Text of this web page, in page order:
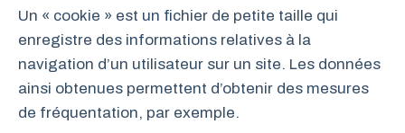
Un « cookie » est un fichier de petite taille qui
enregistre des informations relatives à la
navigation d’un utilisateur sur un site. Les données
ainsi obtenues permettent d’obtenir des mesures
de fréquentation, par exemple.